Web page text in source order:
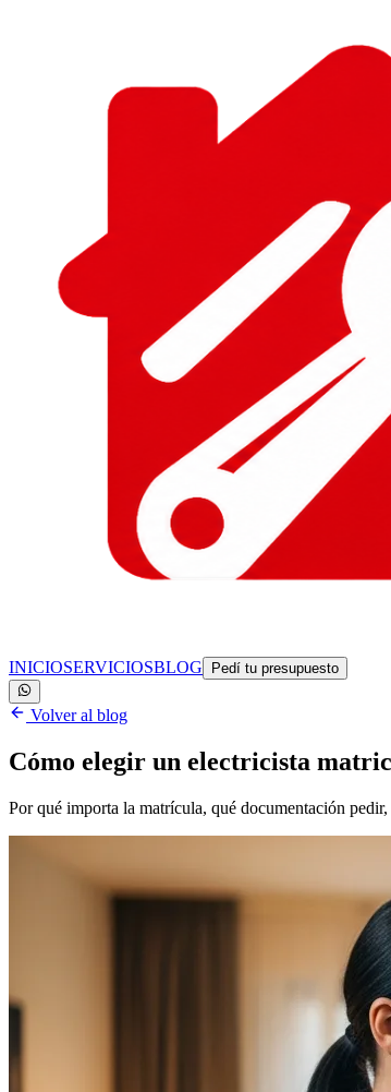
INICIOSERVICIOSBLOG Pedí tu presupuesto
Volver al blog
Cómo elegir un electricista
Por qué importa la matrícula, qué documentación